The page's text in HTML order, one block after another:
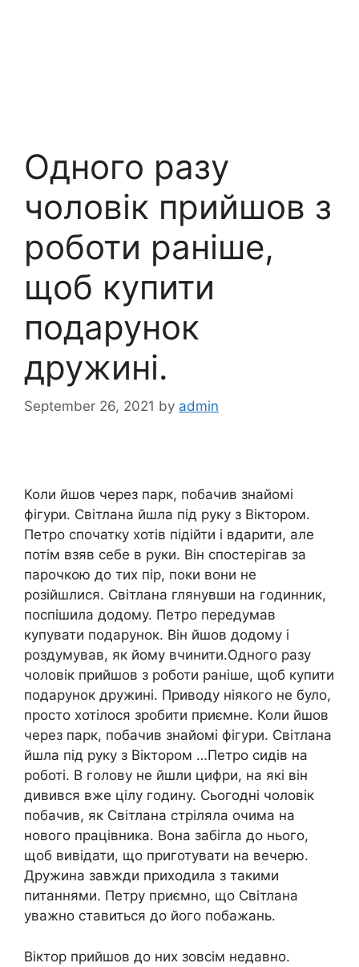
Одного разу
чоловік прийшов з
роботи раніше,
щоб купити
подарунок
дружині.
September 26, 2021 by admin
Коли йшов через парк, побачив знайомі
фігури. Світлана йшла під руку з Віктором.
Петро спочатку хотів підійти і вдарити, але
потім взяв себе в руки. Він спостерігав за
парочкою до тих пір, поки вони не
розійшлися. Світлана глянувши на годинник,
поспішила додому. Петро передумав
купувати подарунок. Він йшов додому і
роздумував, як йому вчинити.Одного разу
чоловік прийшов з роботи раніше, щоб купити
подарунок дружині. Приводу ніякого не було,
просто хотілося зробити приємне. Коли йшов
через парк, побачив знайомі фігури. Світлана
йшла під руку з Віктором …Петро сидів на
роботі. В голову не йшли цифри, на які він
дивився вже цілу годину. Сьогодні чоловік
побачив, як Світлана стріляла очима на
нового працівника. Вона забігла до нього,
щоб вивідати, що приготувати на вечерю.
Дружина завжди приходила з такими
питаннями. Петру приємно, що Світлана
уважно ставиться до його побажань.
Віктор прийшов до них зовсім недавно.